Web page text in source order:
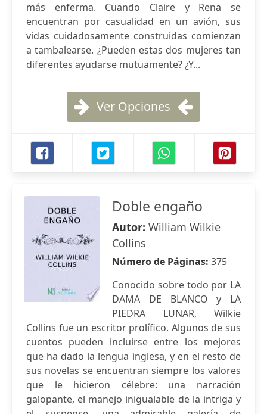
más enferma. Cuando Claire y Rena se
encuentran por casualidad en un avión, sus
vidas cuidadosamente construidas comienzan
a tambalearse. ¿Pueden estas dos mujeres tan
diferentes ayudarse mutuamente? ¿Y...
Ver Opciones
Doble engaño
Autor: William Wilkie
Collins
Número de Páginas: 375
Conocido sobre todo por LA
DAMA DE BLANCO y LA
PIEDRA LUNAR, Wilkie
Collins fue un escritor prolífico. Algunos de sus
cuentos pueden incluirse entre los mejores
que ha dado la lengua inglesa, y en el resto de
sus novelas se encuentran siempre los valores
que le hicieron célebre: una narración
galopante, el manejo inigualable de la intriga y